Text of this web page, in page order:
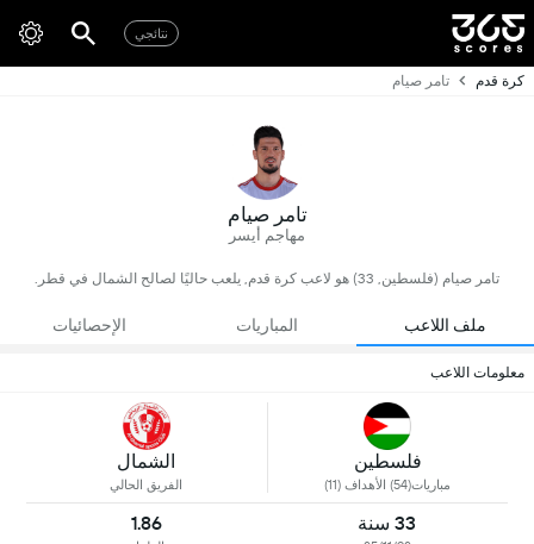
نتائجي
كرة قدم تامر صيام
تامر صيام
مهاجم أيسر
تامر صيام (فلسطين, 33) هو لاعب كرة قدم, يلعب حاليًا لصالح الشمال في قطر.
ملف اللاعب المباريات الإحصائيات
معلومات اللاعب
فلسطين
مباريات(54) الأهداف (11)
الشمال
الفريق الحالي
33 سنة 1.86